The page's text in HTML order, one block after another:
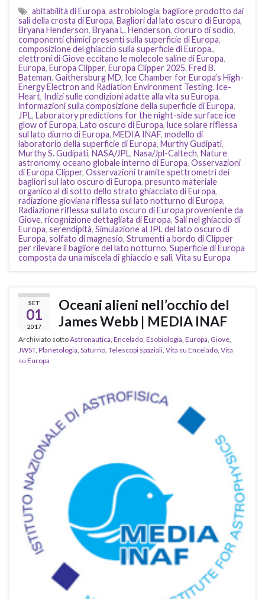
abitabilità di Europa, astrobiologia, bagliore prodotto dai
sali della crosta di Europa, Bagliori dal lato oscuro di Europa,
Bryana Henderson, Bryana L. Henderson, cloruro di sodio,
componenti chimici presenti sulla superficie di Europa,
composizione del ghiaccio sulla superficie di Europa.,
elettroni di Giove eccitano le molecole saline di Europa,
Europa, Europa Clipper, Europa Clipper 2025, Fred B.
Bateman, Gaithersburg MD, Ice Chamber for Europa’s High-
Energy Electron and Radiation Environment Testing, Ice-
Heart, Indizi sulle condizioni adatte alla vita su Europa,
informazioni sulla composizione della superficie di Europa,
JPL, Laboratory predictions for the night-side surface ice
glow of Europa, Lato oscuro di Europa, luce solare riflessa
sul lato diurno di Europa, MEDIA INAF, modello di
laboratorio della superficie di Europa, Murthy Gudipati,
Murthy S. Gudipati, NASA/JPL, Nasa/Jpl-Caltech, Nature
astronomy, oceano globale interno di Europa, Osservazioni
di Europa Clipper, Osservazioni tramite spettrometri dei
bagliori sul lato oscuro di Europa, presunto materiale
organico al di sotto dello strato ghiacciato di Europa,
radiazione gioviana riflessa sul lato notturno di Europa,
Radiazione riflessa sul lato oscuro di Europa proveniente da
Giove, ricognizione dettagliata di Europa, Sali nel ghiaccio di
Europa, serendipità, Simulazione al JPL del lato oscuro di
Europa, solfato di magnesio, Strumenti a bordo di Clipper
per rilevare il bagliore del lato notturno, Superficie di Europa
composta da una miscela di ghiaccio e sali, Vita su Europa
SET
01
2017
Oceani alieni nell’occhio del
James Webb | MEDIA INAF
Archiviato sottoAstronautica Encelado Esobiologia Europa Giove
JWST, Planetologia Saturno Telescopi spaziali Vita su Encelado Vita
su Europa